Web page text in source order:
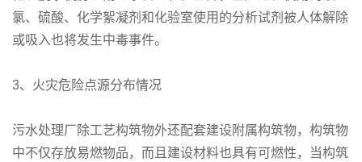
氯、硫酸、化学絮凝剂和化验室使用的分析试剂被人体解除
或吸入也将发生中毒事件。
3、火灾危险点源分布情况
污水处理厂除工艺构筑物外还配套建设附属构筑物，构筑物
中不仅存放易燃物品，而且建设材料也具有可燃性，当构筑